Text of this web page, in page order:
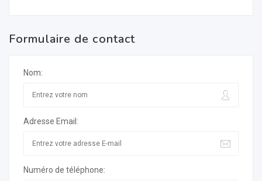
Formulaire de contact
Nom:
Adresse Email:
Numéro de téléphone: